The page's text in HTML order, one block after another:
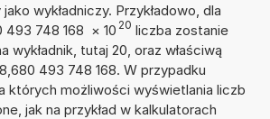
wykładniczy. Przykładowo, dla
493 748 168 × 10 20 liczba zostanie
wykładnik, tutaj 20, oraz właściwą
493 748 168. W przypadku
których możliwości wyświetlania liczb
jak na przykład w kalkulatorach